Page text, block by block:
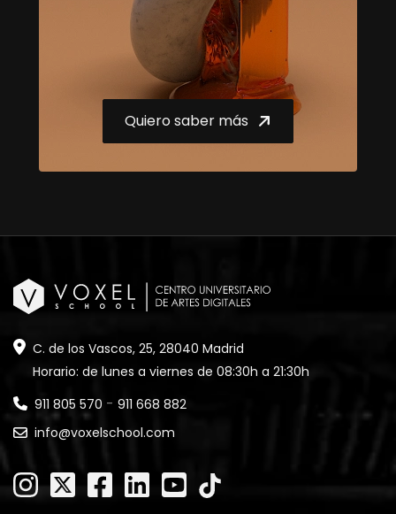
Quiero saber más
C. de los Vascos, 25, 28040 Madrid
Horario: de lunes a viernes de 08:30h a 21:30h
911 805 570 - 911 668 882
info@voxelschool.com